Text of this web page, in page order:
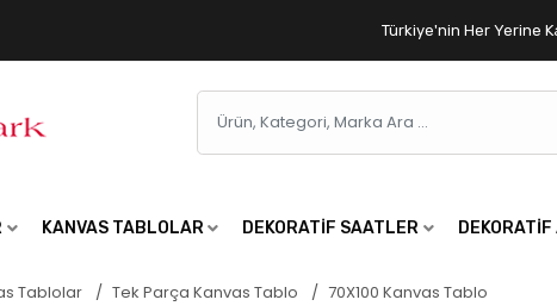
Türkiye'nin Her Yerine
KANVAS TABLOLAR DEKORATIF SAATLER
Tablolar Tek Parça Kanvas Tablo 70X100 Kanvas Tablo